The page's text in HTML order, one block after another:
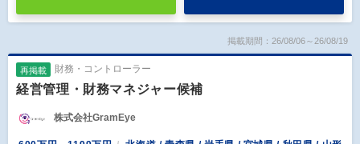
掲載期間：26/08/06～26/08/19
再掲載 財務・コントローラー
経営管理・財務マネジャー候補
株式会社GramEye